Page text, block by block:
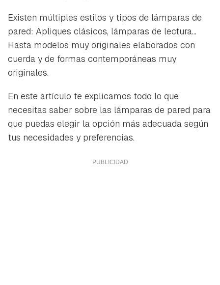
Existen múltiples estilos y tipos de lámparas de
pared: Apliques clásicos, lámparas de lectura...
Hasta modelos muy originales elaborados con
cuerda y de formas contemporáneas muy
originales.
En este artículo te explicamos todo lo que
necesitas saber sobre las lámparas de pared para
que puedas elegir la opción más adecuada según
tus necesidades y preferencias.